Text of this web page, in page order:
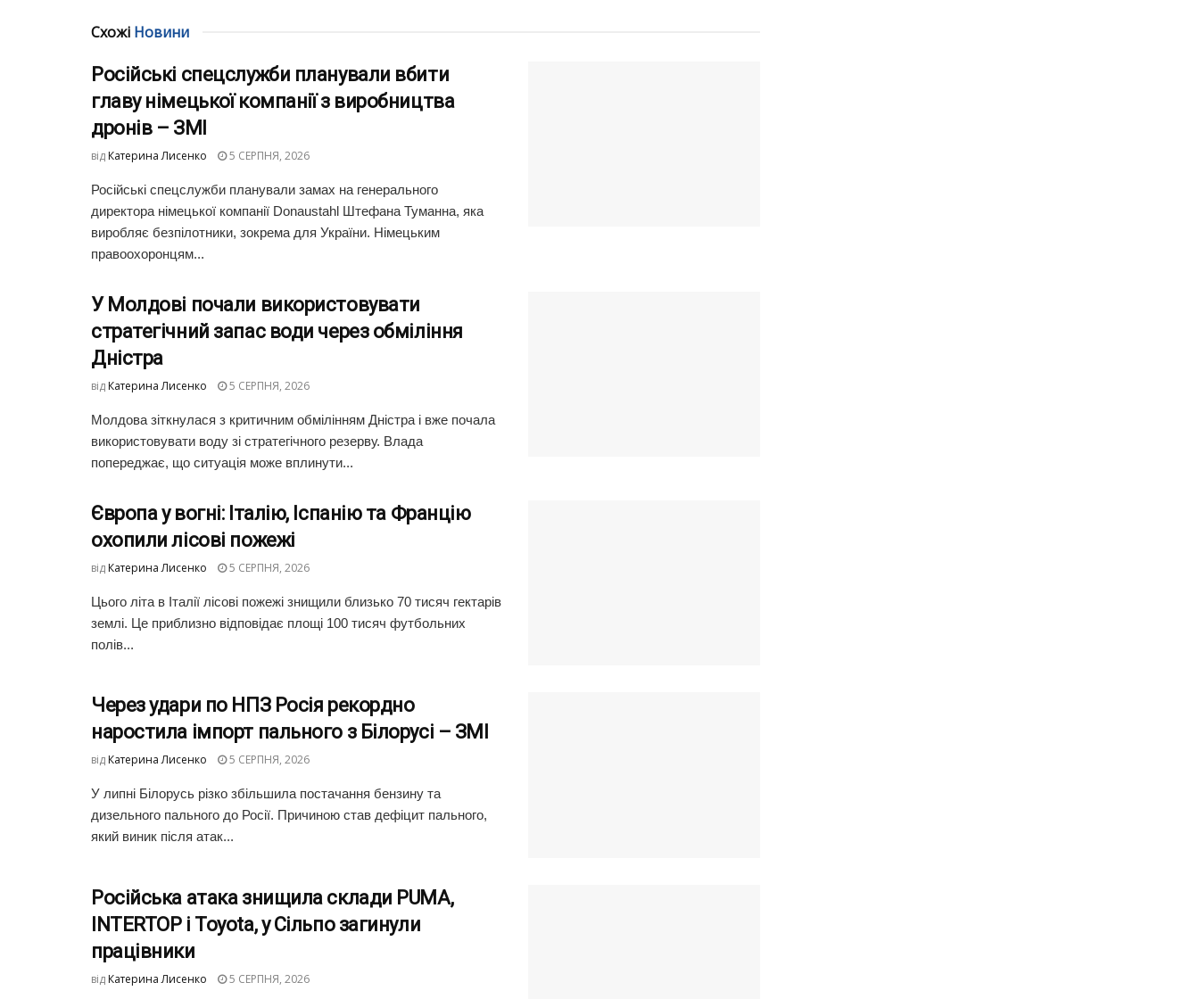
Схожі Новини
Російські спецслужби планували вбити
главу німецької компанії з виробництва
дронів – ЗМІ
від Катерина Лисенко 5 СЕРПНЯ, 2026
Російські спецслужби планували замах на генерального
директора німецької компанії Donaustahl Штефана Туманна, яка
виробляє безпілотники, зокрема для України. Німецьким
правоохоронцям...
У Молдові почали використовувати
стратегічний запас води через обміління
Дністра
від Катерина Лисенко 5 СЕРПНЯ, 2026
Молдова зіткнулася з критичним обмілінням Дністра і вже почала
використовувати воду зі стратегічного резерву. Влада
попереджає, що ситуація може вплинути...
Європа у вогні: Італію, Іспанію та Францію
охопили лісові пожежі
від Катерина Лисенко 5 СЕРПНЯ, 2026
Цього літа в Італії лісові пожежі знищили близько 70 тисяч гектарів
землі. Це приблизно відповідає площі 100 тисяч футбольних
полів...
Через удари по НПЗ Росія рекордно
наростила імпорт пального з Білорусі – ЗМІ
від Катерина Лисенко 5 СЕРПНЯ, 2026
У липні Білорусь різко збільшила постачання бензину та
дизельного пального до Росії. Причиною став дефіцит пального,
який виник після атак...
Російська атака знищила склади PUMA,
INTERTOP і Toyota, у Сільпо загинули
працівники
від Катерина Лисенко 5 СЕРПНЯ, 2026